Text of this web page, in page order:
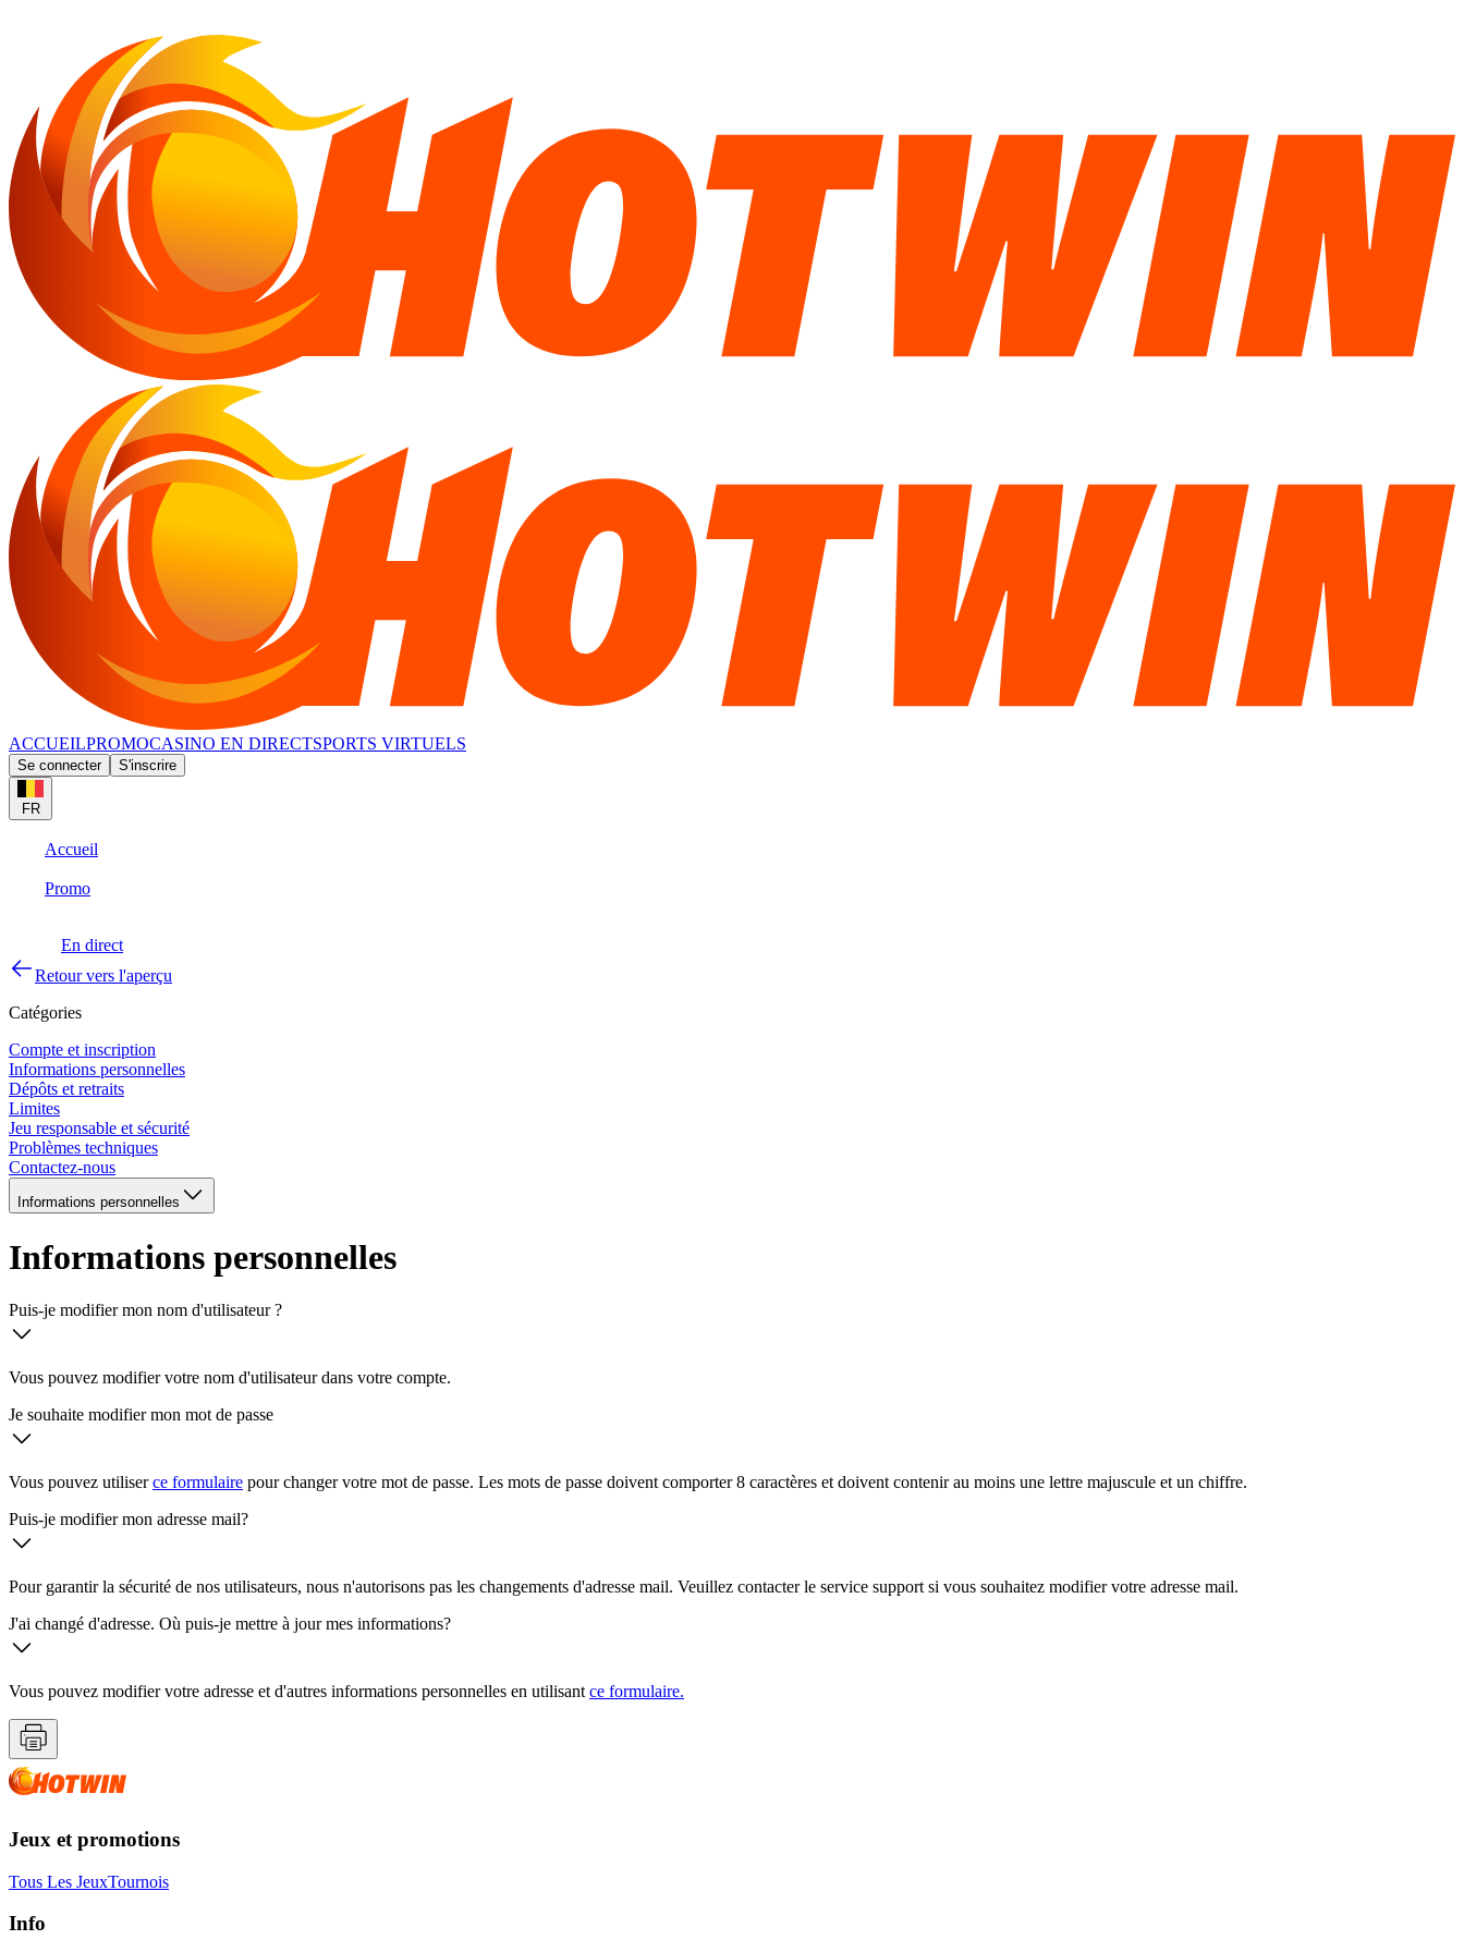
ACCUEILPROMOCASINO EN DIRECTSPORTS VIRTUELS
Se connecter S'inscrire
FR
Accueil
Promo
En direct
Retour vers l'aperçu
Catégories
Compte et inscription
Informations personnelles
Dépôts et retraits
Limites
Jeu responsable et sécurité
Problèmes techniques
Contactez-nous
Informations personnelles
Informations personnelles
Puis-je modifier mon nom d'utilisateur ?
Vous pouvez modifier votre nom d'utilisateur dans votre compte.
Je souhaite modifier mon mot de passe
Vous pouvez utiliserce formulaire pour changer votre mot de passe. Les mots de passe doivent comporter 8 caractères et doivent contenir au moins une lettre majuscule et un chiffre.
Puis-je modifier mon adresse mail?
Pour garantir la sécurité de nos utilisateurs, nous n'autorisons pas les changements d'adresse mail. Veuillez contacter le service support si vous souhaitez modifier votre adresse mail.
J'ai changé d'adresse. Où puis-je mettre à jour mes informations?
Vous pouvez modifier votre adresse et d'autres informations personnelles en utilisant ce formulaire.
Jeux et promotions
Tous Les JeuxTournois
Info